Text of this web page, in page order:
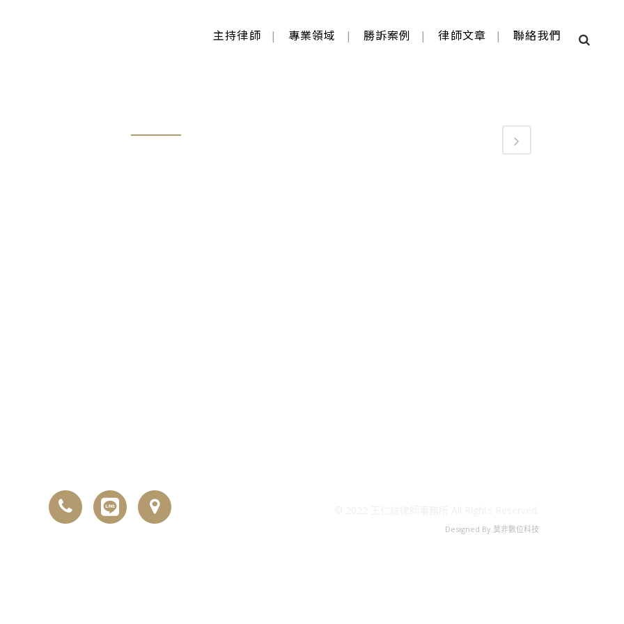
主持律師 專業領域 勝訴案例 律師文章 聯絡我們
Designed By 莫非數位科技